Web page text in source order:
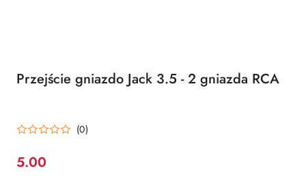
Przejście gniazdo Jack 3.5 - 2 gniazda RCA
(0)
Cena:
5.00